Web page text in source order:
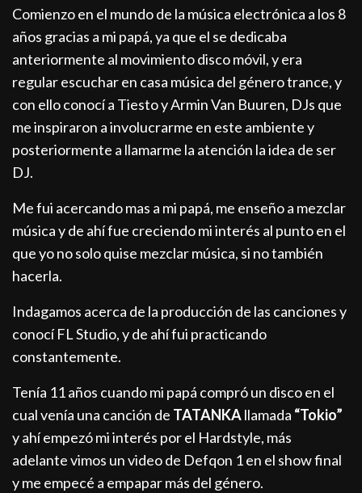
Comienzo en el mundo de la música electrónica a los 8
años gracias a mi papá, ya que el se dedicaba
anteriormente al movimiento disco móvil, y era
regular escuchar en casa música del género trance, y
con ello conocí a Tiesto y Armin Van Buuren, DJs que
me inspiraron a involucrarme en este ambiente y
posteriormente a llamarme la atención la idea de ser
DJ.
Me fui acercando mas a mi papá, me enseño a mezclar
música y de ahí fue creciendo mi interés al punto en el
que yo no solo quise mezclar música, si no también
hacerla.
Indagamos acerca de la producción de las canciones y
conocí FL Studio, y de ahí fui practicando
constantemente.
Tenía 11 años cuando mi papá compró un disco en el
cual venía una canción de TATANKAllamada “Tokio”
y ahí empezó mi interés por el Hardstyle, más
adelante vimos un video de Defqon 1 en el show final
y me empecé a empapar más del género.